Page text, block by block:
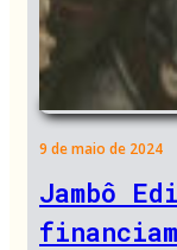
9 de maio de 2024
Jambô